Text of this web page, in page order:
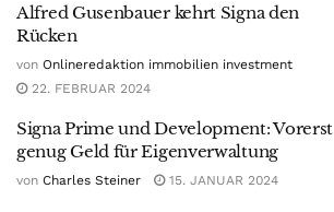
Alfred Gusenbauer kehrt Signa den
Rücken
von Onlineredaktion immobilien investment
22. FEBRUAR 2024
Signa Prime und Development: Vorerst
genug Geld für Eigenverwaltung
von Charles Steiner 15. JANUAR 2024